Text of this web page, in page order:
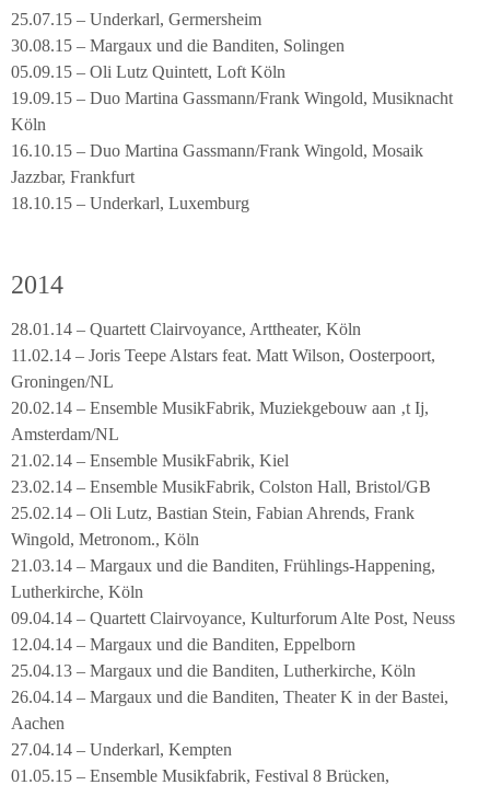
25.07.15 – Underkarl, Germersheim
30.08.15 – Margaux und die Banditen, Solingen
05.09.15 – Oli Lutz Quintett, Loft Köln
19.09.15 – Duo Martina Gassmann/Frank Wingold, Musiknacht
Köln
16.10.15 – Duo Martina Gassmann/Frank Wingold, Mosaik
Jazzbar, Frankfurt
18.10.15 – Underkarl, Luxemburg
2014
28.01.14 – Quartett Clairvoyance, Arttheater, Köln
11.02.14 – Joris Teepe Alstars feat. Matt Wilson, Oosterpoort,
Groningen/NL
20.02.14 – Ensemble MusikFabrik, Muziekgebouw aan ‚t Ij,
Amsterdam/NL
21.02.14 – Ensemble MusikFabrik, Kiel
23.02.14 – Ensemble MusikFabrik, Colston Hall, Bristol/GB
25.02.14 – Oli Lutz, Bastian Stein, Fabian Ahrends, Frank
Wingold, Metronom., Köln
21.03.14 – Margaux und die Banditen, Frühlings-Happening,
Lutherkirche, Köln
09.04.14 – Quartett Clairvoyance, Kulturforum Alte Post, Neuss
12.04.14 – Margaux und die Banditen, Eppelborn
25.04.13 – Margaux und die Banditen, Lutherkirche, Köln
26.04.14 – Margaux und die Banditen, Theater K in der Bastei,
Aachen
27.04.14 – Underkarl, Kempten
01.05.15 – Ensemble Musikfabrik, Festival 8 Brücken,